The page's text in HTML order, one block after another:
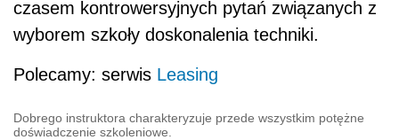
czasem kontrowersyjnych pytań związanych z
wyborem szkoły doskonalenia techniki.
Polecamy: serwis Leasing
Dobrego instruktora charakteryzuje przede wszystkim potężne
doświadczenie szkoleniowe.